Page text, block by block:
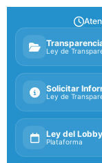
Ley de
Solicitar
Ley de
Ley del Lobby
Plataforma